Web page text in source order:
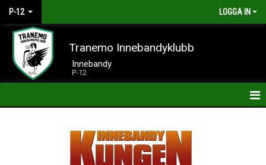
P-12 LOGGA IN
Tranemo Innebandyklubb
Innebandy
P-12